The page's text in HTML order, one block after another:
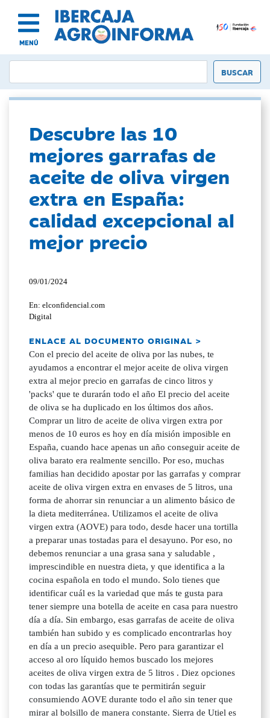
MENÚ
Descubre las 10
mejores garrafas de
aceite de oliva virgen
extra en España:
calidad excepcional al
mejor precio
09/01/2024
En: elconfidencial.com
Digital
ENLACE AL DOCUMENTO ORIGINAL >
Con el precio del aceite de oliva por las nubes, te
ayudamos a encontrar el mejor aceite de oliva virgen
extra al mejor precio en garrafas de cinco litros y
'packs' que te durarán todo el año El precio del aceite
de oliva se ha duplicado en los últimos dos años.
Comprar un litro de aceite de oliva virgen extra por
menos de 10 euros es hoy en día misión imposible en
España, cuando hace apenas un año conseguir aceite de
oliva barato era realmente sencillo. Por eso, muchas
familias han decidido apostar por las garrafas y comprar
aceite de oliva virgen extra en envases de 5 litros, una
forma de ahorrar sin renunciar a un alimento básico de
la dieta mediterránea. Utilizamos el aceite de oliva
virgen extra (AOVE) para todo, desde hacer una tortilla
a preparar unas tostadas para el desayuno. Por eso, no
debemos renunciar a una grasa sana y saludable ,
imprescindible en nuestra dieta, y que identifica a la
cocina española en todo el mundo. Solo tienes que
identificar cuál es la variedad que más te gusta para
tener siempre una botella de aceite en casa para nuestro
día a día. Sin embargo, esas garrafas de aceite de oliva
también han subido y es complicado encontrarlas hoy
en día a un precio asequible. Pero para garantizar el
acceso al oro líquido hemos buscado los mejores
aceites de oliva virgen extra de 5 litros . Diez opciones
con todas las garantías que te permitirán seguir
consumiendo AOVE durante todo el año sin tener que
mirar al bolsillo de manera constante. Sierra de Utiel es